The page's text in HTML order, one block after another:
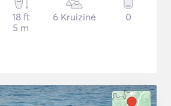
18 ft
5 m
6 Kruizinė 0